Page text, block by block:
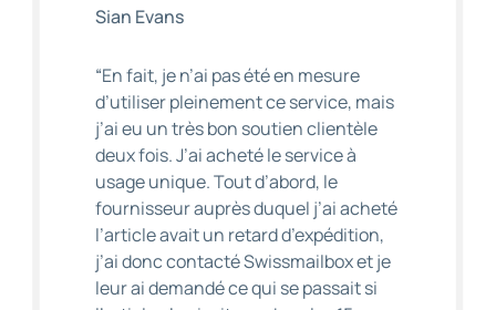
Sian Evans
“En fait, je n’ai pas été en mesure
d’utiliser pleinement ce service, mais
j’ai eu un très bon soutien clientèle
deux fois. J’ai acheté le service à
usage unique. Tout d’abord, le
fournisseur auprès duquel j’ai acheté
l’article avait un retard d’expédition,
j’ai donc contacté Swissmailbox et je
leur ai demandé ce qui se passait si